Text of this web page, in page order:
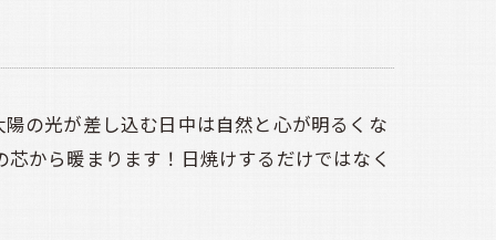
の光が差し込む日中は自然と心が明るくな
から暖まります！日焼けするだけではなく